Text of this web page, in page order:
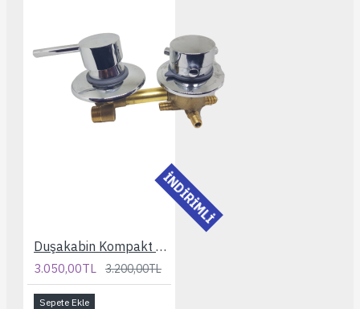
İNDİRİMLİ
Duşakabin Kompakt Sistem 2 Yollu 10 cm. Batarya
3.050,00TL 3.200,00TL
Sepete Ekle